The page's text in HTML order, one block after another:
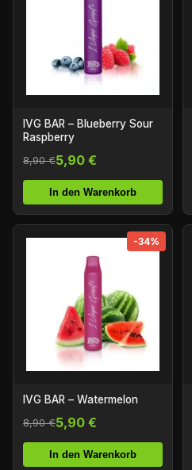
IVG BAR – Blueberry Sour
Raspberry
8,90 €5,90 €
In den Warenkorb
-34%
IVG BAR – Watermelon
8,90 €5,90 €
In den Warenkorb